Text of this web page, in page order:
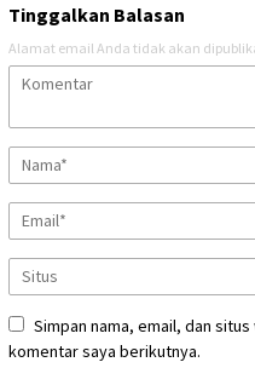
Tinggalkan Balasan
Alamat email Anda tidak akan
Simpan nama, email, dan
komentar saya berikutnya.